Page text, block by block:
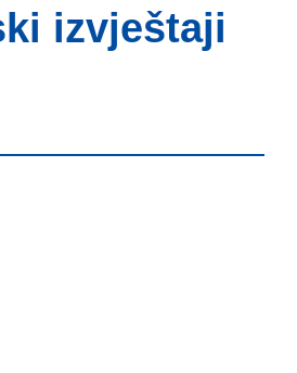
izvještaji